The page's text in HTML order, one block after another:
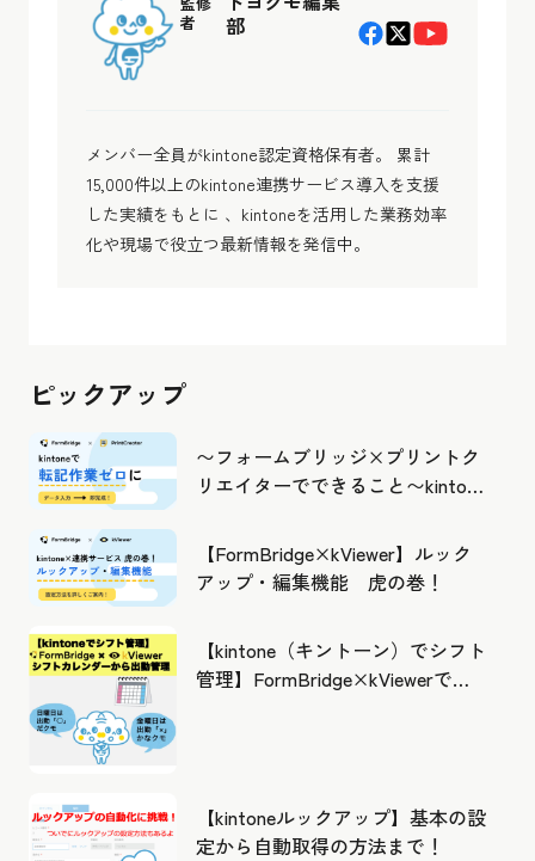
者
部
メンバー全員がkintone認定資格保有者。 累計
15,000件以上のkintone連携サービス導入を支援
した実績をもとに 、kintoneを活用した業務効率
化や現場で役立つ最新情報を発信中。
ピックアップ
〜フォームブリッジ×プリントク
リエイターでできること〜kintone
【FormBridge×kViewer】ルック
アップ・編集機能 虎の巻！
【kintone（キントーン）でシフト
管理】FormBridge×kViewerで作
【kintoneルックアップ】基本の設
定から自動取得の方法まで！